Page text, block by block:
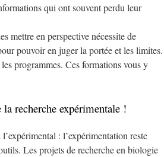
qui ont souvent perdu leur
mettre en perspective nécessite de
pouvoir en juger la portée et les limites.
programmes. Ces formations vous y
recherche expérimentale !
: l’expérimentation reste
Les projets de recherche en biologie